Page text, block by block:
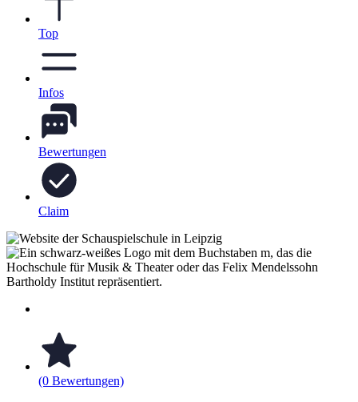
Top
Infos
Bewertungen
Claim
(0 Bewertungen)